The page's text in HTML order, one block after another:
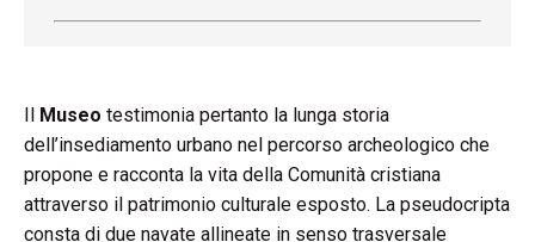
Il Museo testimonia pertanto la lunga storia
dell’insediamento urbano nel percorso archeologico che
propone e racconta la vita della Comunità cristiana
attraverso il patrimonio culturale esposto. La pseudocripta
consta di due navate allineate in senso trasversale